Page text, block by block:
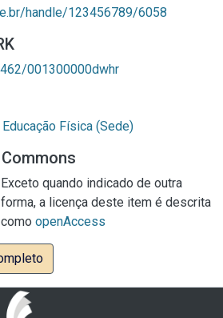
handle/123456789/6058
001300000dwhr
Física (Sede)
Exceto quando indicado de outra
forma, a licença deste item é descrita
como openAccess